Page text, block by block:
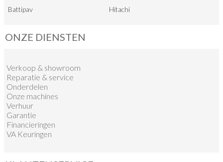
Battipav Hitachi
ONZE DIENSTEN
Verkoop & showroom
Reparatie & service
Onderdelen
Onze machines
Verhuur
Garantie
Financieringen
VA Keuringen